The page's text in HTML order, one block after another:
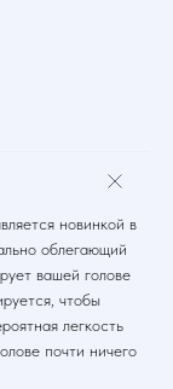
новинкой в
облегающий
вашей голове
чтобы
легкость
почти ничего